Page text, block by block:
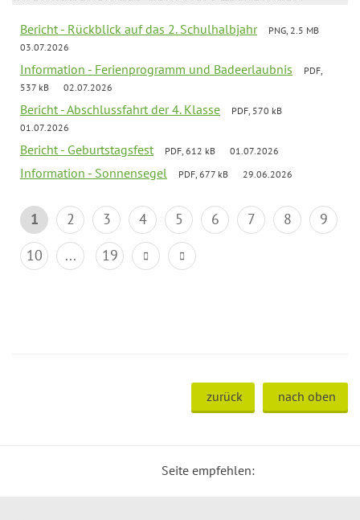
Bericht - Rückblick auf das 2. Schulhalbjahr
PNG, 2.5 MB
03.07.2026
Information - Ferienprogramm und Badeerlaubnis
PDF,
537 kB
02.07.2026
Bericht - Abschlussfahrt der 4. Klasse
PDF, 570 kB
01.07.2026
Bericht - Geburtstagsfest PDF, 612 kB 01.07.2026
Information - Sonnensegel PDF, 677 kB 29.06.2026
1 2 3 4 5 6 7 8
9
10
... 19
zurück nach oben
Seite empfehlen: